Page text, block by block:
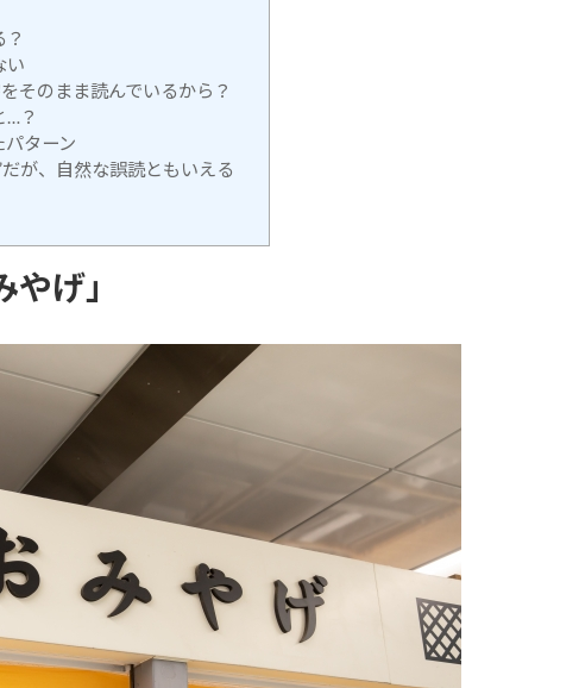
い
そのまま読んでいるから？
…？
ターン
が、自然な誤読ともいえる
げ」